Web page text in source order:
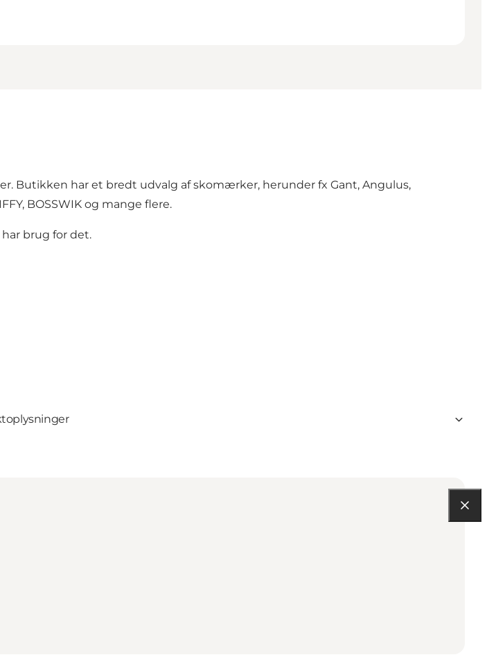
Butikken har et bredt udvalg af skomærker, herunder fx Gant, Angulus,
BOSSWIK og mange flere.
brug for det.